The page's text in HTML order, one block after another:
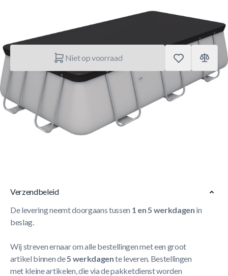
Niet op voorraad
Korte Beschrijving
Een afdekzeil is onmisbaar wanneer je het zwembadwater
schoon wilt houden. Het beschermt jouw bad tegen
Verzendbeleid
De levering neemt doorgaans tussen 1 en 5 werkdagen in
beslag.
Wij streven ernaar om alle bestellingen met een groot
artikel binnen de5 werkdagente leveren. Bestellingen
met kleine artikelen, die via de pakketdienst worden